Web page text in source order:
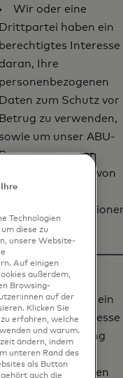
Wir oder eine
Drittpartei haben ein
berechtigtes Interesse
daran, Ihre
personenbezogenen
Daten zum Schutz vor
Betrug zu verwenden,
sowie um unser ABU-
unser
Netzwerk und die von
uns verarbeiteten
zu sichern.
Wir oder eine
haben ein
Interesse
an der Verwendung
personenbezogenen
Technologien
diese zu
unsere Website-
Auf einigen
außerdem,
Browsing-
auf der
Klicken Sie
erfahren, welche
und warum.
ändern, indem
unteren Rand des
als Button
auch die